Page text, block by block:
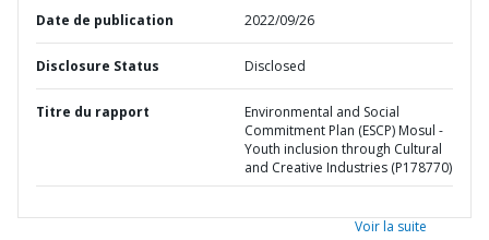
Date de publication 2022/09/26
Disclosure Status Disclosed
Titre du rapport
Environmental and Social
Commitment Plan (ESCP) Mosul -
Youth inclusion through Cultural
and Creative Industries (P178770)
Voir la suite